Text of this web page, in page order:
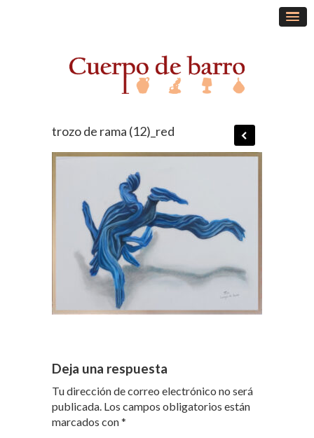
trozo de rama (12)_red
Deja una respuesta
Tu dirección de correo electrónico no será
publicada. Los campos obligatorios están
marcados con*